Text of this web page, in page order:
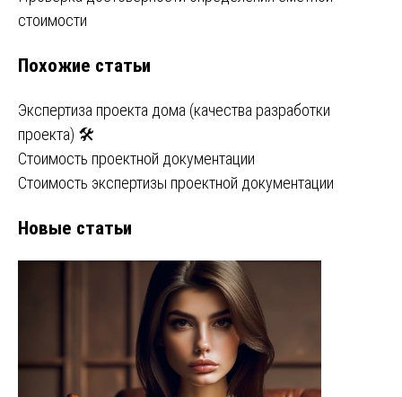
по
стоимости
Похожие статьи
Экспертиза проекта дома (качества разработки
проекта) 🛠️
Стоимость проектной документации
Стоимость экспертизы проектной документации
Новые статьи